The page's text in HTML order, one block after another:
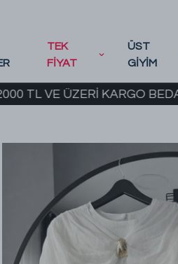
TEK
FİYAT
ÜST
GİYİM
ÜZERİ KARGO BEDAVA 2.